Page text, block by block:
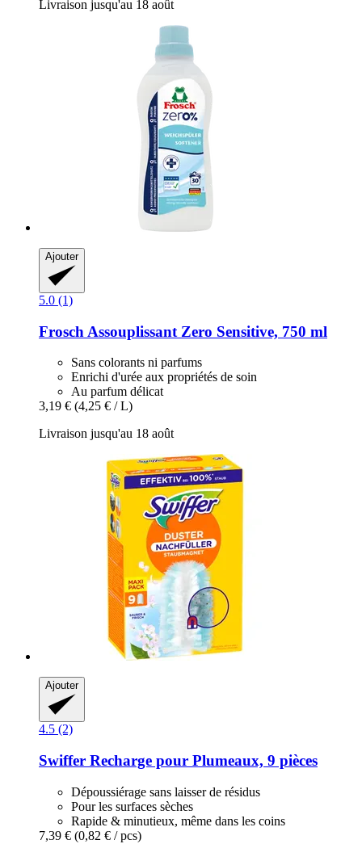
Livraison jusqu'au 18 août
Ajouter
5.0 (1)
Frosch Assouplissant Zero Sensitive, 750 ml
Sans colorants ni parfums
Enrichi d'urée aux propriétés de soin
Au parfum délicat
3,19 € (4,25 € / L)
Livraison jusqu'au 18 août
Ajouter
4.5 (2)
Swiffer Recharge pour Plumeaux, 9 pièces
Dépoussiérage sans laisser de résidus
Pour les surfaces sèches
Rapide & minutieux, même dans les coins
7,39 € (0,82 € / pcs)